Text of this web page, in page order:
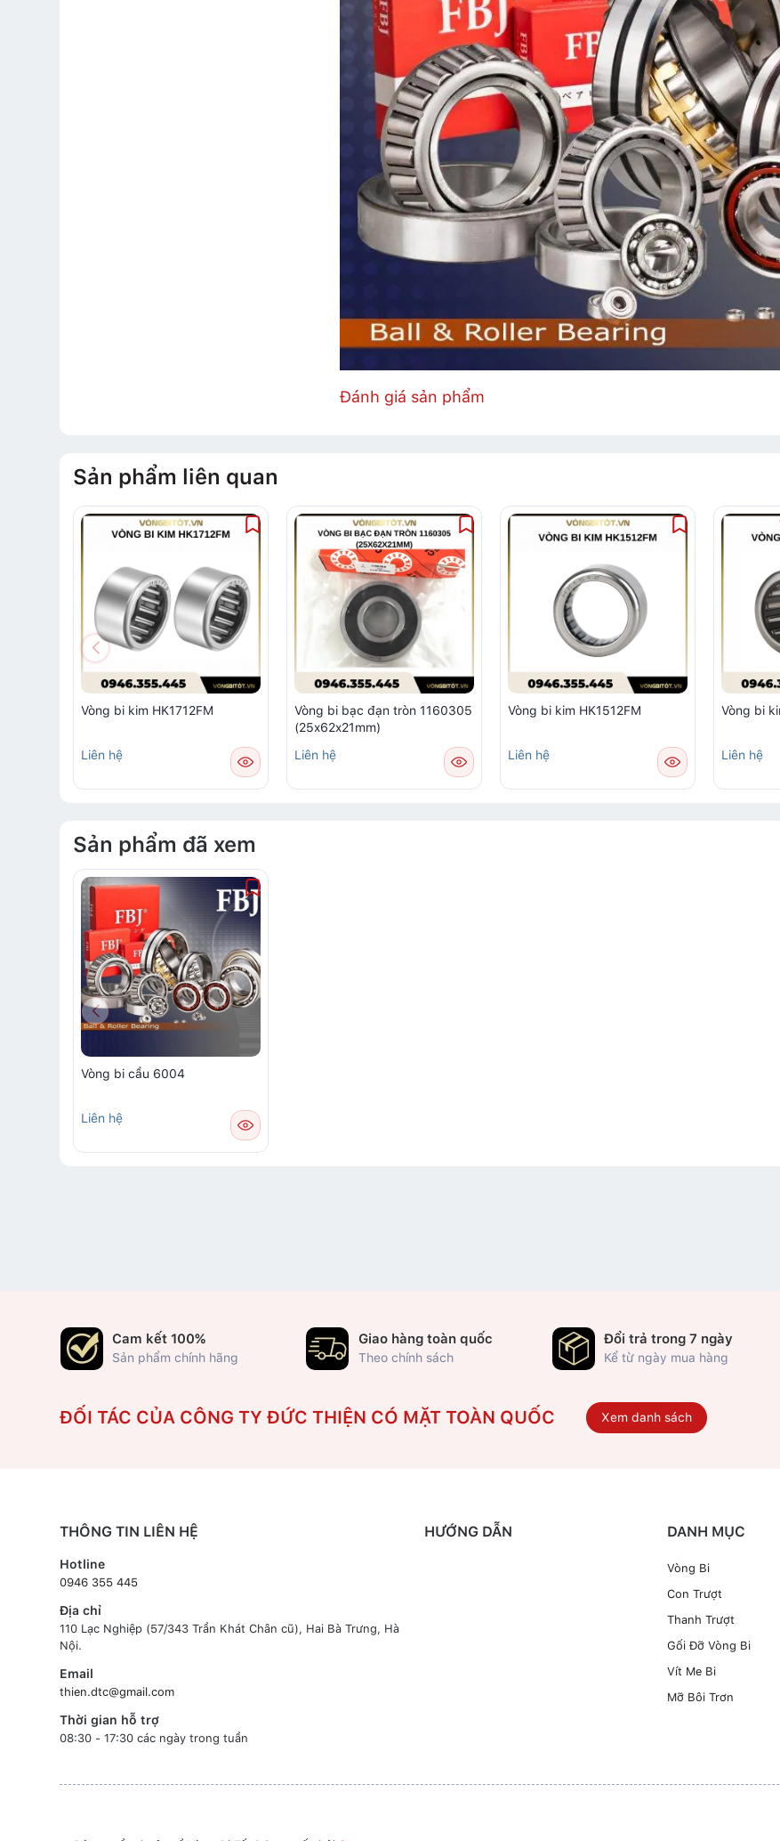
Đánh giá sản phẩm
Sản phẩm liên quan
Vòng bi kim HK1712FM
Liên hệ
Vòng bi bạc đạn tròn 1160305
(25x62x21mm)
Liên hệ
Vòng bi kim HK1512FM
Liên hệ
Vòng bi
Liên hệ
Sản phẩm đã xem
Vòng bi cầu 6004
Liên hệ
Cam kết 100%
Sản phẩm chính hãng
Giao hàng toàn quốc
Theo chính sách
Đổi trả trong 7 ngày
Kể từ ngày mua hàng
ĐỐI TÁC CỦA CÔNG TY ĐỨC THIỆN CÓ MẶT TOÀN QUỐC Xem danh sách
THÔNG TIN LIÊN HỆ
Hotline
0946 355 445
Địa chỉ
110 Lạc Nghiệp (57/343 Trần Khát Chân cũ), Hai Bà Trưng, Hà
Nội.
Email
thien.dtc@gmail.com
Thời gian hỗ trợ
08:30 - 17:30 các ngày trong tuần
HƯỚNG DẪN DANH MỤC
Vòng Bi
Con Trượt
Thanh Trượt
Gối Đỡ Vòng Bi
Vít Me Bi
Mỡ Bôi Trơn